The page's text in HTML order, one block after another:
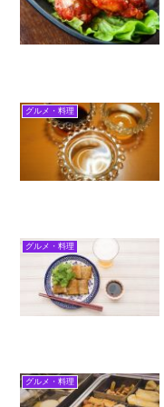
グルメ・料理
グルメ・料理
グルメ・料理